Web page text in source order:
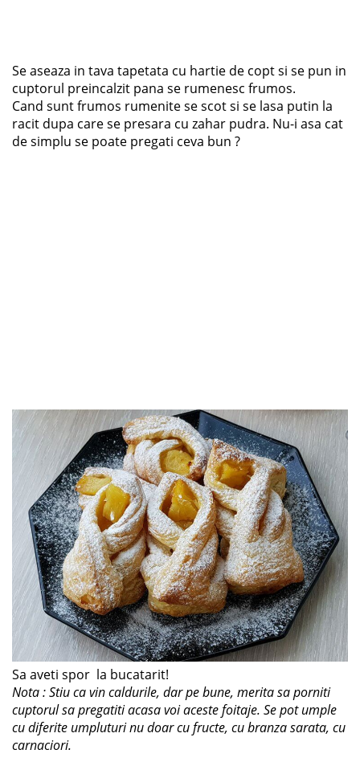
Se aseaza in tava tapetata cu hartie de copt si se pun in
cuptorul preincalzit pana se rumenesc frumos.
Cand sunt frumos rumenite se scot si se lasa putin la
racit dupa care se presara cu zahar pudra. Nu-i asa cat
de simplu se poate pregati ceva bun ?
Sa aveti spor la bucatarit!
Nota : Stiu ca vin caldurile, dar pe bune, merita sa porniti
cuptorul sa pregatiti acasa voi aceste foitaje. Se pot umple
cu diferite umpluturi nu doar cu fructe, cu branza sarata, cu
carnaciori.